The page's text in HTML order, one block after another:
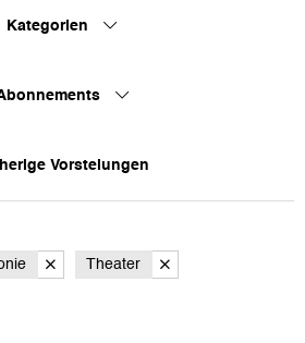
Kategorien
Vorstelungen
Theater